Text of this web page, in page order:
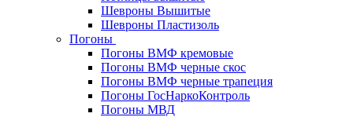
Шевроны Вышитые
Шевроны Пластизоль
Погоны
Погоны ВМФ кремовые
Погоны ВМФ черные скос
Погоны ВМФ черные трапеция
Погоны ГосНаркоКонтроль
Погоны МВД